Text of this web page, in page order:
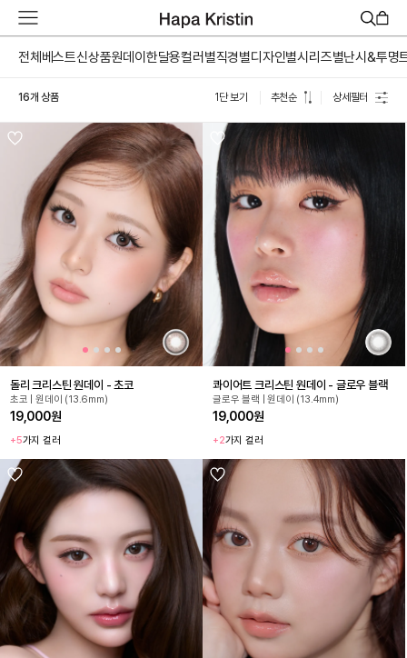
데
이
맹
점
모
집
전체 베스트신상품원데이 한달용컬러별직경별디자인별시리즈별난시&투명
16개 상품 1단 보기 추천순 상세필터
돌리 크리스틴 원데이 - 초코
초코 | 원데이 (13.6mm)
19,000원
+5가지 컬러
콰이어트 크리스틴 원데이 - 글로우 블랙
글로우 블랙 | 원데이 (13.4mm)
19,000원
+2가지 컬러